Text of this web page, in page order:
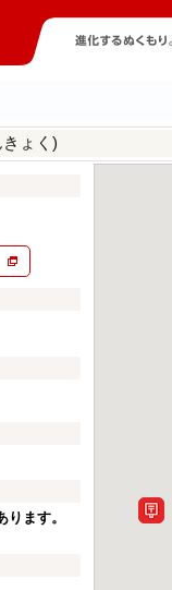
ょく)
ます。